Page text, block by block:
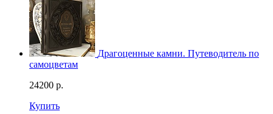
Драгоценные камни. Путеводитель по
самоцветам
24200 р.
Купить